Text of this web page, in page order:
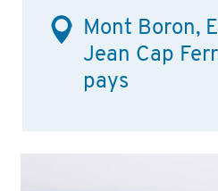
Mont Boron,
Jean Cap
pays